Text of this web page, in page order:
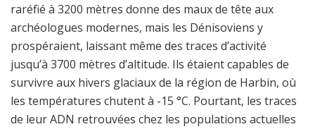
raréfié à 3200 mètres donne des maux de tête aux
archéologues modernes, mais les Dénisoviens y
prospéraient, laissant même des traces d’activité
jusqu’à 3700 mètres d’altitude. Ils étaient capables de
survivre aux hivers glaciaux de la région de Harbin, où
les températures chutent à -15 °C. Pourtant, les traces
de leur ADN retrouvées chez les populations actuelles